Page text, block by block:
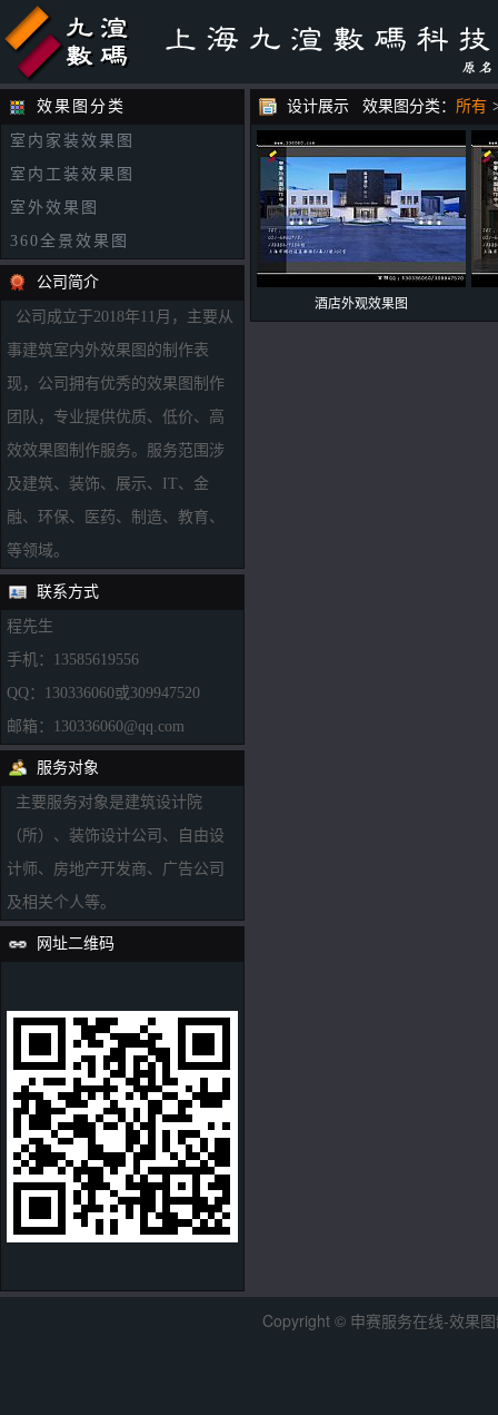
效果图分类
室内家装效果图
室内工装效果图
室外效果图
360全景效果图
公司简介
公司成立于2018年11月，主要从
事建筑室内外效果图的制作表
现，公司拥有优秀的效果图制作
团队，专业提供优质、低价、高
效效果图制作服务。服务范围涉
及建筑、装饰、展示、IT、金
融、环保、医药、制造、教育、
等领域。
联系方式
程先生
手机：13585619556
QQ：130336060或309947520
邮箱：130336060@qq.com
服务对象
主要服务对象是建筑设计院
（所）、装饰设计公司、自由设
计师、房地产开发商、广告公司
及相关个人等。
网址二维码
设计展示 效果图分类： 所有
酒店外观效果图
Copyright © 申赛服务在线-效果